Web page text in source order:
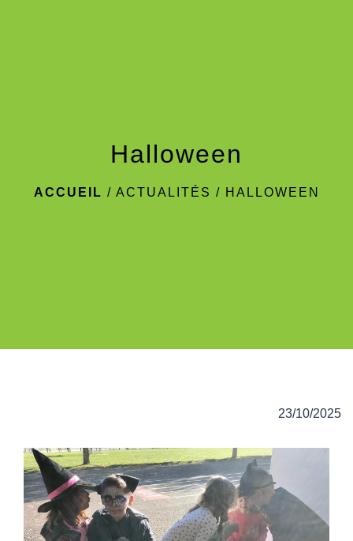
Halloween
ACCUEIL / ACTUALITÉS / HALLOWEEN
23/10/2025